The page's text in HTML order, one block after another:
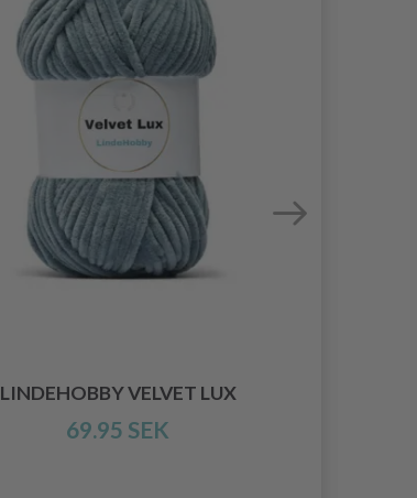
LINDEHOBBY VELVET LUX
69.95 SEK